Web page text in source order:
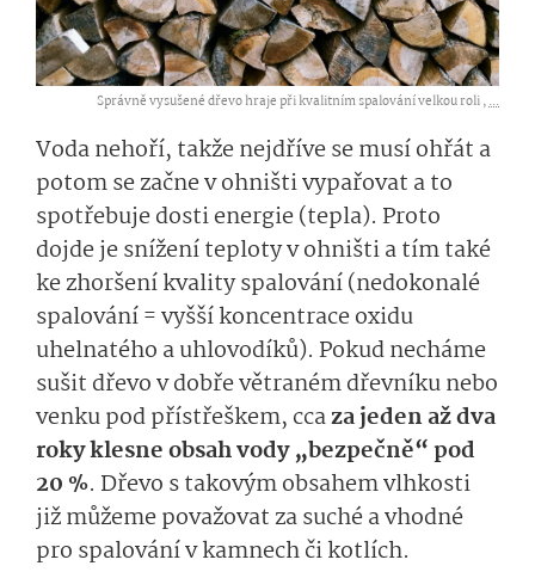
Správně vysušené dřevo hraje při kvalitním spalování velkou roli ,...
Voda nehoří, takže nejdříve se musí ohřát a
potom se začne v ohništi vypařovat a to
spotřebuje dosti energie (tepla). Proto
dojde je snížení teploty v ohništi a tím také
ke zhoršení kvality spalování (nedokonalé
spalování = vyšší koncentrace oxidu
uhelnatého a uhlovodíků). Pokud necháme
sušit dřevo v dobře větraném dřevníku nebo
venku pod přístřeškem, ccaza jeden až dva
roky klesne obsah vody „bezpečně“ pod
20 %. Dřevo s takovým obsahem vlhkosti
již můžeme považovat za suché a vhodné
pro spalování v kamnech či kotlích.